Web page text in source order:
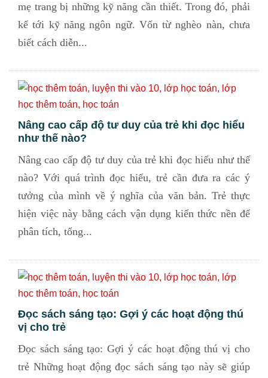
mẹ trang bị những kỹ năng cần thiết. Trong đó, phải
kể tới kỹ năng ngôn ngữ. Vốn từ nghèo nàn, chưa
biết cách diễn...
Nâng cao cấp độ tư duy của trẻ khi đọc hiểu
như thế nào?
Nâng cao cấp độ tư duy của trẻ khi đọc hiểu như thế
nào? Với quá trình đọc hiểu, trẻ cần đưa ra các ý
tưởng của mình về ý nghĩa của văn bản. Trẻ thực
hiện việc này bằng cách vận dụng kiến thức nền để
phân tích, tổng...
Đọc sách sáng tạo: Gợi ý các hoạt động thú
vị cho trẻ
Đọc sách sáng tạo: Gợi ý các hoạt động thú vị cho
trẻ Những hoạt động đọc sách sáng tạo này sẽ giúp